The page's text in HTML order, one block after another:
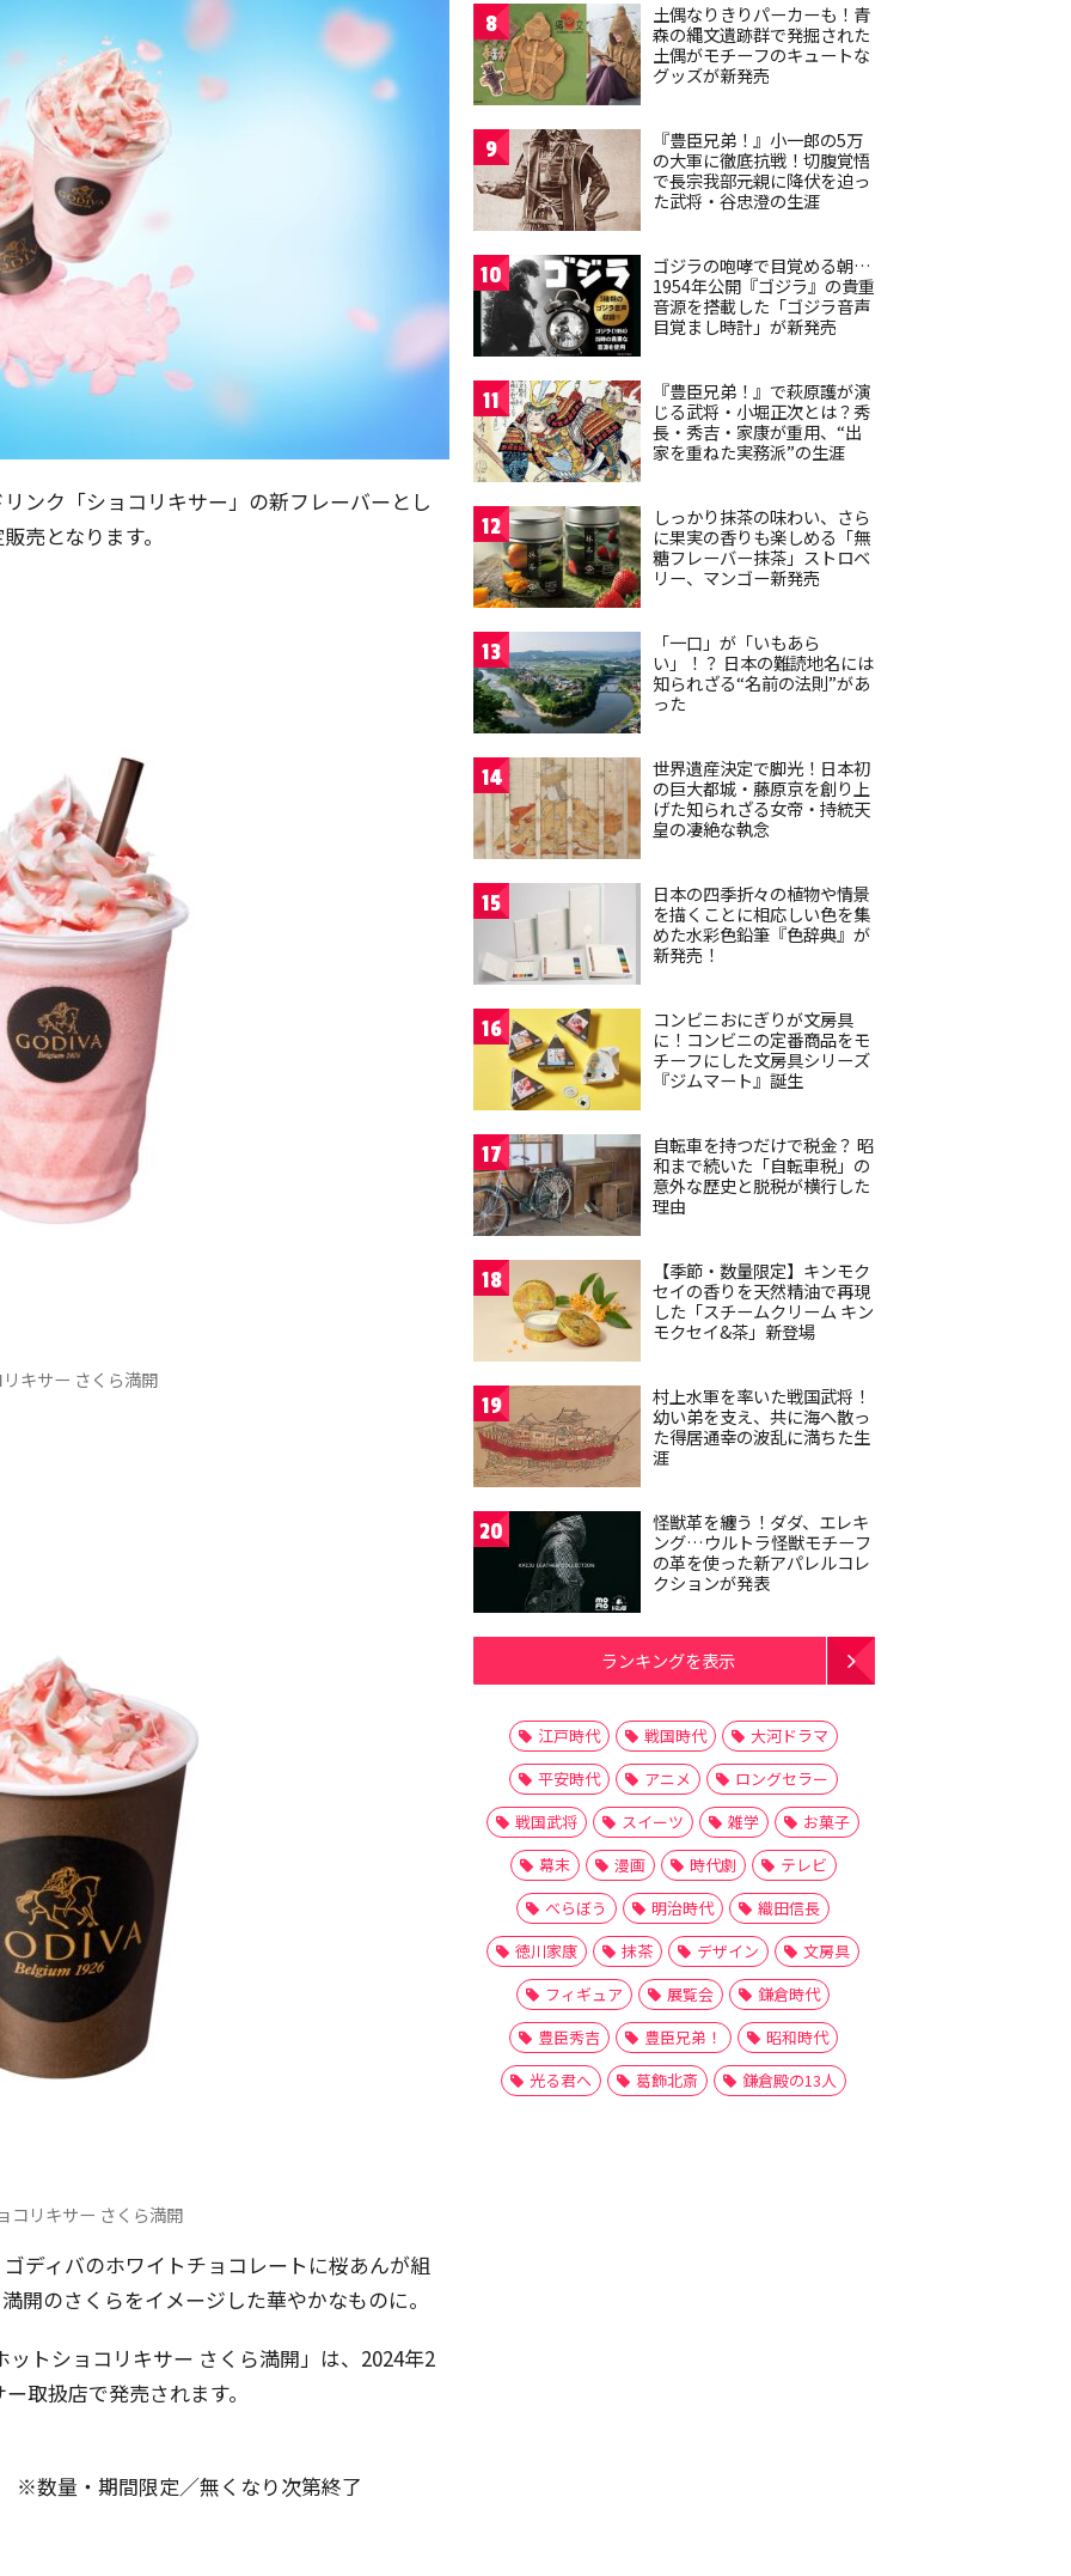
ンク「ショコリキサー」の新フレーバーとし
売となります。
キサー さくら満開
コリキサー さくら満開
ディバのホワイトチョコレートに桜あんが組
開のさくらをイメージした華やかなものに。
トショコリキサー さくら満開」は、2024年2
取扱店で発売されます。
※数量・期間限定／無くなり次第終了
8
土偶なりきりパーカーも！青
森の縄文遺跡群で発掘された
土偶がモチーフのキュートな
グッズが新発売
9
『豊臣兄弟！』小一郎の5万
の大軍に徹底抗戦！切腹覚悟
で長宗我部元親に降伏を迫っ
た武将・谷忠澄の生涯
10
ゴジラの咆哮で目覚める朝…
1954年公開『ゴジラ』の貴重
音源を搭載した「ゴジラ音声
目覚まし時計」が新発売
11
『豊臣兄弟！』で萩原護が演
じる武将・小堀正次とは？秀
長・秀吉・家康が重用、“出
家を重ねた実務派”の生涯
12
しっかり抹茶の味わい、さら
に果実の香りも楽しめる「無
糖フレーバー抹茶」ストロベ
リー、マンゴー新発売
13
「一口」が「いもあら
い」！？ 日本の難読地名には
知られざる“名前の法則”があ
った
14
世界遺産決定で脚光！日本初
の巨大都城・藤原京を創り上
げた知られざる女帝・持統天
皇の凄絶な執念
15
日本の四季折々の植物や情景
を描くことに相応しい色を集
めた水彩色鉛筆『色辞典』が
新発売！
16
コンビニおにぎりが文房具
に！コンビニの定番商品をモ
チーフにした文房具シリーズ
『ジムマート』誕生
17
自転車を持つだけで税金？ 昭
和まで続いた「自転車税」の
意外な歴史と脱税が横行した
理由
18
【季節・数量限定】キンモク
セイの香りを天然精油で再現
した「スチームクリーム キン
モクセイ&茶」新登場
19
村上水軍を率いた戦国武将！
幼い弟を支え、共に海へ散っ
た得居通幸の波乱に満ちた生
涯
20
怪獣革を纏う！ダダ、エレキ
ング…ウルトラ怪獣モチーフ
の革を使った新アパレルコレ
クションが発表
ランキングを表示
江戸時代 戦国時代
大河ドラマ
平安時代
アニメ
ロングセラー
戦国武将
スイーツ 雑学
お菓子
幕末
漫画 時代劇
テレビ
べらぼう
明治時代
織田信長
徳川家康
抹茶 デザイン
文房具
フィギュア
展覧会
鎌倉時代
豊臣秀吉
豊臣兄弟！
昭和時代
光る君へ
葛飾北斎 鎌倉殿の13人